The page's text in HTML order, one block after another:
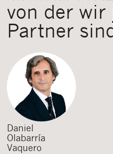
von der wir
Partner
Daniel
Olabarría
Vaquero